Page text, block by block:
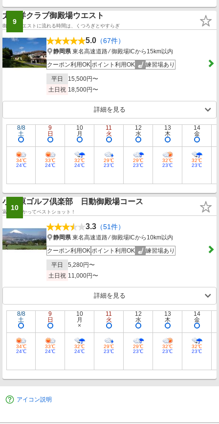
9
太平洋クラブ御殿場ウエスト
御殿場ウエストに流れる時間は、くつろぎとやすらぎ
5.0 （67件）
静岡県東名高速道路 ⁄ 御殿場ICから15km以内
クーポン利用OKポイント利用OK 練習場あり
平日
15,500円〜
土日祝 18,500円〜
詳細を見る
8/8
土
34℃
24℃
9
日
33℃
24℃
10
月
32℃
24℃
11
火
29℃
23℃
12
水
29℃
23℃
13
木
32℃
23℃
14
金
32℃
23℃
10
小田原ゴルフ倶楽部 日動御殿場コース
富士に向かってベストショット！
3.3 （51件）
静岡県東名高速道路 ⁄ 御殿場ICから10km以内
クーポン利用OKポイント利用OK 練習場あり
平日
5,280円〜
土日祝 11,000円〜
詳細を見る
8/8
土
34℃
24℃
9
日
33℃
24℃
10
月
32℃
24℃
11
火
29℃
23℃
12
水
29℃
23℃
13
木
32℃
23℃
14
金
32℃
23℃
アイコン説明